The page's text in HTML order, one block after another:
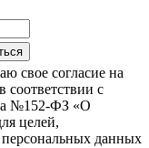
свое согласие на
соответствии с
№152-ФЗ «О
целей,
данных